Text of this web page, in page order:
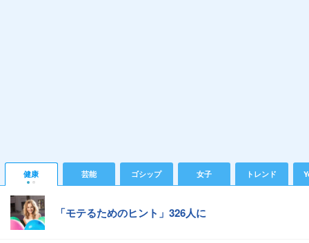
健康 芸能 ゴシップ 女子 トレンド
「モテるためのヒント」326人に